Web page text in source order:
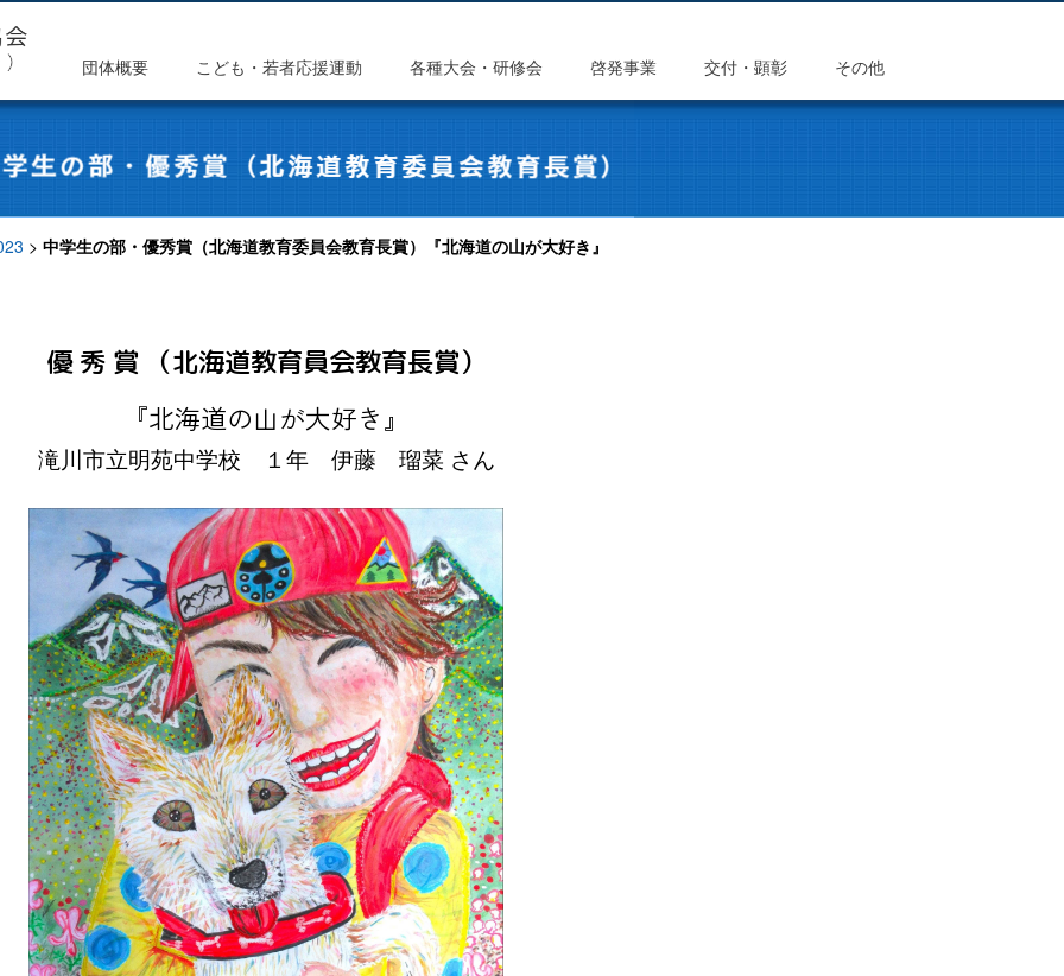
団体概要 こども・若者応援運動 各種大会・研修会 啓発事業 交付・顕彰 その他
> 中学生の部・優秀賞（北海道教育委員会教育長賞）『北海道の山が大好き』
優 秀 賞 （北海道教育員会教育長賞）
『北海道の山が大好き』
滝川市立明苑中学校 １年 伊藤 瑠菜 さん